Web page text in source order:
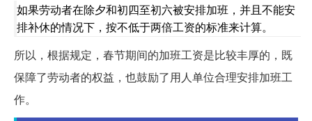
如果劳动者在除夕和初四至初六被安排加班，并且不能安
排补休的情况下，按不低于两倍工资的标准来计算。
所以，根据规定，春节期间的加班工资是比较丰厚的，既
保障了劳动者的权益，也鼓励了用人单位合理安排加班工
作。